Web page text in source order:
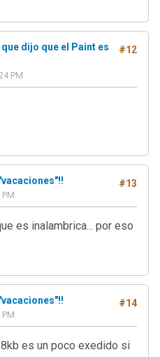
#12
dijo que el Paint es
PM
#13
es inalambrica... por eso
#14
es un poco exedido si